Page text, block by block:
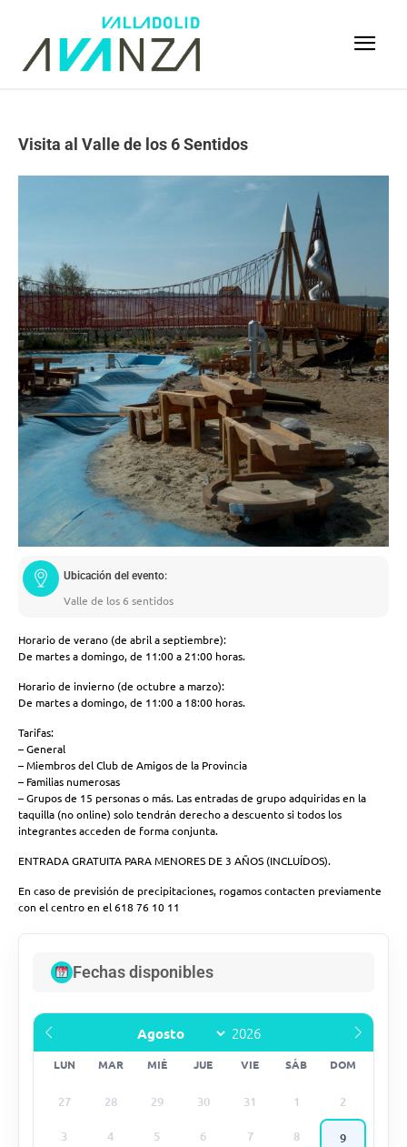
Visita al Valle de los 6 Sentidos
Ubicación del evento:
Valle de los 6 sentidos
Horario de verano (de abril a septiembre):
De martes a domingo, de 11:00 a 21:00 horas.
Horario de invierno (de octubre a marzo):
De martes a domingo, de 11:00 a 18:00 horas.
Tarifas:
– General
– Miembros del Club de Amigos de la Provincia
– Familias numerosas
– Grupos de 15 personas o más. Las entradas de grupo adquiridas en la
taquilla (no online) solo tendrán derecho a descuento si todos los
integrantes acceden de forma conjunta.
ENTRADA GRATUITA PARA MENORES DE 3 AÑOS (INCLUÍDOS).
En caso de previsión de precipitaciones, rogamos contacten previamente
con el centro en el 618 76 10 11
Fechas disponibles
LUN MAR MIÉ JUE VIE SÁB DOM
27 28 29 30 31 1 2
3 4 5 6 7 8
9